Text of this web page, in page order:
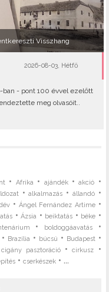
Visszhang
2026-08-03, Hétfő
ban - pont 100 évvel ezelőtt
meg olvasóit..
• Afrika • ajándék•akció •
•alkalmazás • állandó•
•Ángel Fernández Artime•
•Ázsia • beiktatás • béke •
• boldoggáavatás•
• Brazília • búcsú • Budapest •
cigány pasztoráció•cirkusz •
•cserkészek • ...